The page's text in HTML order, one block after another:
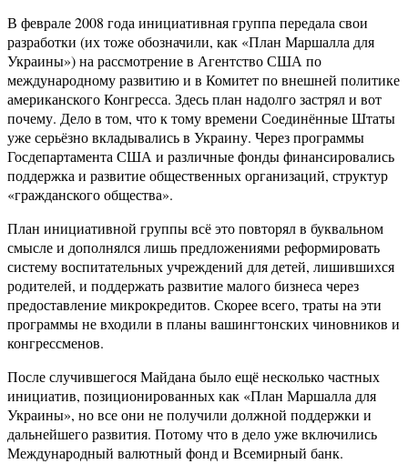
В феврале 2008 года инициативная группа передала свои
разработки (их тоже обозначили, как «План Маршалла для
Украины») на рассмотрение в Агентство США по
международному развитию и в Комитет по внешней политике
американского Конгресса. Здесь план надолго застрял и вот
почему. Дело в том, что к тому времени Соединённые Штаты
уже серьёзно вкладывались в Украину. Через программы
Госдепартамента США и различные фонды финансировались
поддержка и развитие общественных организаций, структур
«гражданского общества».
План инициативной группы всё это повторял в буквальном
смысле и дополнялся лишь предложениями реформировать
систему воспитательных учреждений для детей, лишившихся
родителей, и поддержать развитие малого бизнеса через
предоставление микрокредитов. Скорее всего, траты на эти
программы не входили в планы вашингтонских чиновников и
конгрессменов.
После случившегося Майдана было ещё несколько частных
инициатив, позиционированных как «План Маршалла для
Украины», но все они не получили должной поддержки и
дальнейшего развития. Потому что в дело уже включились
Международный валютный фонд и Всемирный банк.